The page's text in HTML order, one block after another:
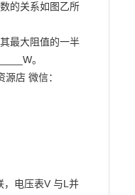
的关系如图乙所
最大阻值的一半
。
店 微信：
，电压表V 与L并